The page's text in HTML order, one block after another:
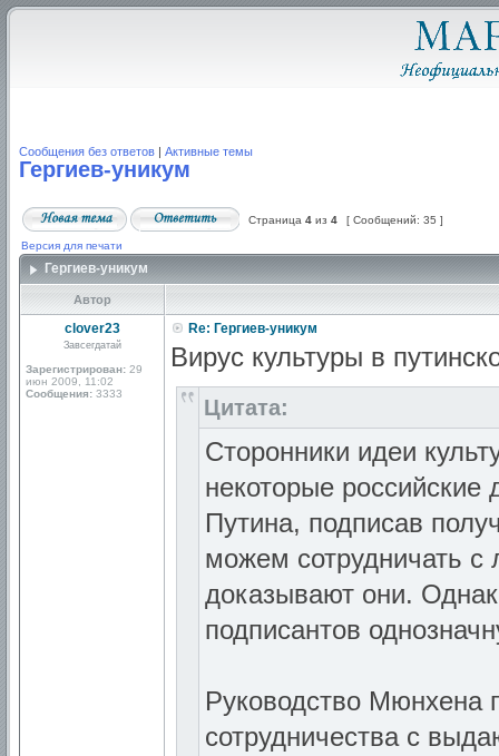
Сообщения без ответов | Активные темы
Гергиев-уникум
Страница 4 из 4 [ Сообщений: 35 ]
Версия для печати
Гергиев-уникум
Автор
clover23
Завсегдатай
Зарегистрирован: 29
июн 2009, 11:02
Сообщения: 3333
Re: Гергиев-уникум
Вирус культуры в
Цитата:
Сторонники идеи
некоторые российские
Путина, подписав
можем сотрудничать с
доказывают они.
подписантов
Руководство Мюнхена
сотрудничества с